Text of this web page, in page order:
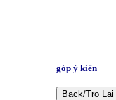
góp ý kiến